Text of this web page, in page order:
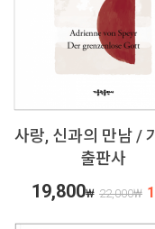
사랑, 신과의 만남 /
출판사
19,800₩ 22,000₩